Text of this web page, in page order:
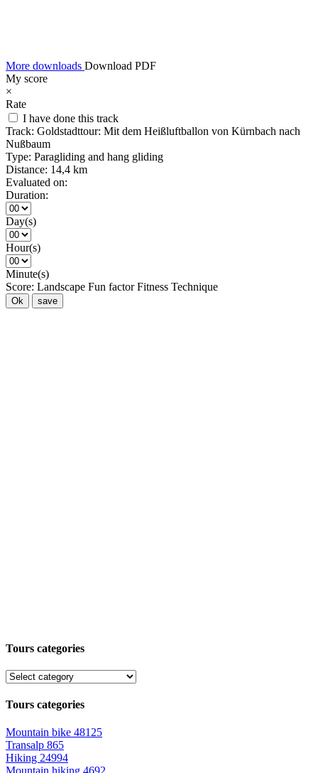
More downloads Download PDF
My score
×
Rate
I have done this track
Track: Goldstadttour: Mit dem Heißluftballon von Kürnbach nach
Nußbaum
Type: Paragliding and hang gliding
Distance: 14,4 km
Evaluated on:
Duration:
Day(s)
Hour(s)
Minute(s)
Score: Landscape Fun factor Fitness Technique
Ok save
Tours categories
Tours categories
Mountain bike 48125
Transalp 865
Hiking 24994